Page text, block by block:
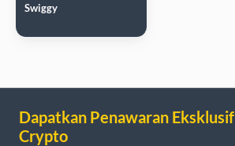
Swiggy
Dapatkan Penawaran
Crypto